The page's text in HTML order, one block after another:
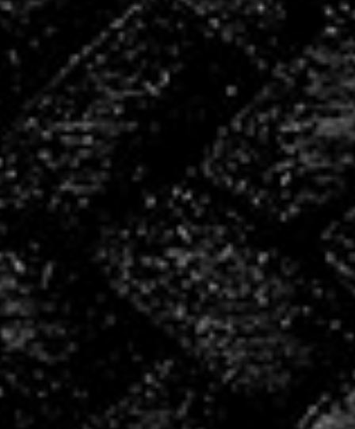
partenaires
50
bénévoles
4
salariés